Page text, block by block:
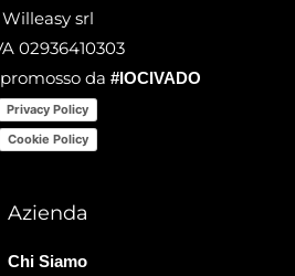
Willeasy srl
02936410303
da #IOCIVADO
Privacy Policy
Cookie Policy
Azienda
Chi Siamo